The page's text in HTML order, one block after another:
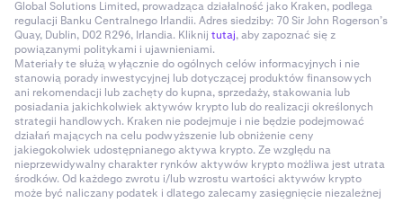
Global Solutions Limited, prowadząca działalność jako Kraken, podlega
regulacji Banku Centralnego Irlandii. Adres siedziby: 70 Sir John Rogerson’s
Quay, Dublin, D02 R296, Irlandia. Kliknij tutaj, aby zapoznać się z
powiązanymi politykami i ujawnieniami.
Materiały te służą wyłącznie do ogólnych celów informacyjnych i nie
stanowią porady inwestycyjnej lub dotyczącej produktów finansowych
ani rekomendacji lub zachęty do kupna, sprzedaży, stakowania lub
posiadania jakichkolwiek aktywów krypto lub do realizacji określonych
strategii handlowych. Kraken nie podejmuje i nie będzie podejmować
działań mających na celu podwyższenie lub obniżenie ceny
jakiegokolwiek udostępnianego aktywa krypto. Ze względu na
nieprzewidywalny charakter rynków aktywów krypto możliwa jest utrata
środków. Od każdego zwrotu i/lub wzrostu wartości aktywów krypto
może być naliczany podatek i dlatego zalecamy zasięgnięcie niezależnej